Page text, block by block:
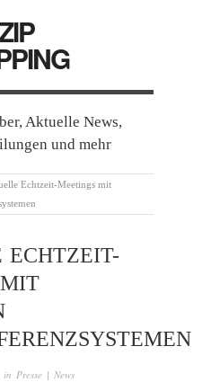
Aktuelle News,
und mehr
Echtzeit-Meetings mit
ECHTZEIT-
in Presse | News